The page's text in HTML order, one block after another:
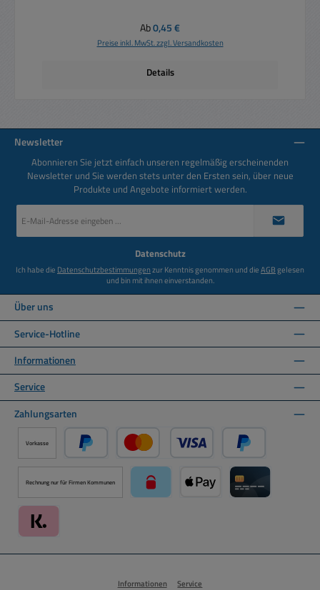
Regulärer Preis:
Ab0,45 €
Preise inkl. MwSt. zzgl. Versandkosten
Details
Newsletter
Abonnieren Sie jetzt einfach unseren regelmäßig erscheinenden
Newsletter und Sie werden stets unter den Ersten sein, über neue
Produkte und Angebote informiert werden.
Mail-
Datenschutz
Ich habe die Datenschutzbestimmungenzur Kenntnis genommen und dieAGBgelesen
und bin mit ihnen einverstanden.
Über uns
Service-Hotline
Informationen
Service
Zahlungsarten
Vorkasse
PayPal Kredit- oder Debitkarte über PayPal
Später Bezahlen
Rechnung nur für Firmen Kommunen
Informationen Service